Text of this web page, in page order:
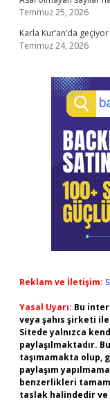
Temmuz 25, 2026
Karla Kur’an’da
Temmuz 24, 2026
Reklam ve İletişim:
Yasal Uyarı: Bu
veya şahıs şirketi
Sitede yalnızca
paylaşılmaktadır.
taşımamakta olup,
paylaşım
benzerlikleri
taslak halindedir